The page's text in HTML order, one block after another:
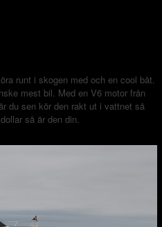
runt i skogen med och en cool båt.
mest bil. Med en V6 motor från
du sen kör den rakt ut i vattnet så
så är den din.